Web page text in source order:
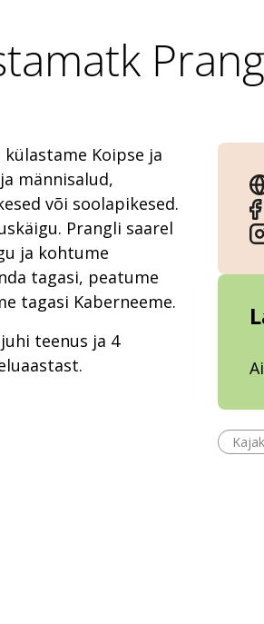
Koipse ja
männisalud,
või soolapikesed.
Prangli saarel
ja kohtume
tagasi, peatume
tagasi Kaberneeme.
teenus ja 4